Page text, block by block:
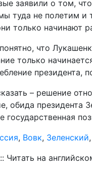
заявили о том,
туда не полетим и
только начинают
что
только
президента,
– решение
обида президента
государственная
, Вовк, Зеленский,
Читать на